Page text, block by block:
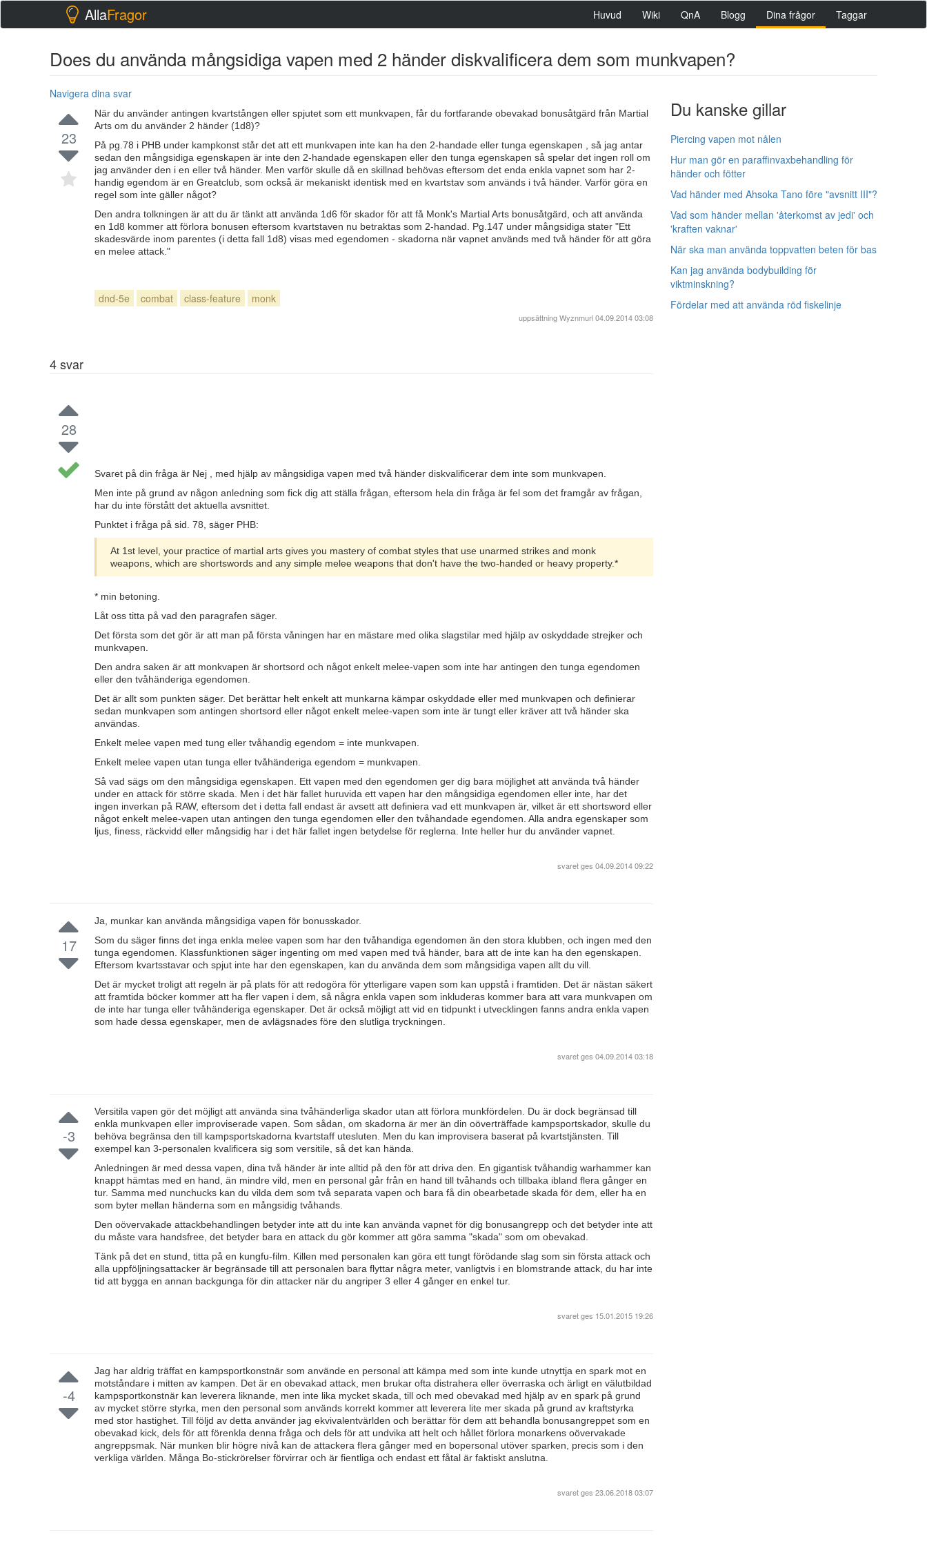
AllaFragor Huvud Wiki QnA Blogg Dina frågor Taggar
Does du använda mångsidiga vapen med 2 händer diskvalificera dem som munkvapen?
Navigera dina svar
Du kanske gillar
Piercing vapen mot nålen
Hur man gör en paraffinvaxbehandling för
händer och fötter
Vad händer med Ahsoka Tano före "avsnitt III"?
Vad som händer mellan 'återkomst av jedi' och
'kraften vaknar'
När ska man använda toppvatten beten för bas
Kan jag använda bodybuilding för
viktminskning?
Fördelar med att använda röd fiskelinje
23
När du använder antingen kvartstången eller spjutet som ett munkvapen, får du fortfarande obevakad bonusåtgärd från Martial
Arts om du använder 2 händer (1d8)?
På pg.78 i PHB under kampkonst står det att ett munkvapen inte kan ha den 2-handade eller tunga egenskapen , så jag antar
sedan den mångsidiga egenskapen är inte den 2-handade egenskapen eller den tunga egenskapen så spelar det ingen roll om
jag använder den i en eller två händer. Men varför skulle då en skillnad behövas eftersom det enda enkla vapnet som har 2-
handig egendom är en Greatclub, som också är mekaniskt identisk med en kvartstav som används i två händer. Varför göra en
regel som inte gäller något?
Den andra tolkningen är att du är tänkt att använda 1d6 för skador för att få Monk's Martial Arts bonusåtgärd, och att använda
en 1d8 kommer att förlora bonusen eftersom kvartstaven nu betraktas som 2-handad. Pg.147 under mångsidiga stater "Ett
skadesvärde inom parentes (i detta fall 1d8) visas med egendomen - skadorna när vapnet används med två händer för att göra
en melee attack."
dnd-5e combat class-feature monk
uppsättningWyznmurl04.09.2014 03:08
4svar
28
Svaret på din fråga är Nej , med hjälp av mångsidiga vapen med två händer diskvalificerar dem inte som munkvapen.
Men inte på grund av någon anledning som fick dig att ställa frågan, eftersom hela din fråga är fel som det framgår av frågan,
har du inte förstått det aktuella avsnittet.
Punktet i fråga på sid. 78, säger PHB:
At 1st level, your practice of martial arts gives you mastery of combat styles that use unarmed strikes and monk
weapons, which are shortswords and any simple melee weapons that don't have the two-handed or heavy property.*
* min betoning.
Låt oss titta på vad den paragrafen säger.
Det första som det gör är att man på första våningen har en mästare med olika slagstilar med hjälp av oskyddade strejker och
munkvapen.
Den andra saken är att monkvapen är shortsord och något enkelt melee-vapen som inte har antingen den tunga egendomen
eller den tvåhänderiga egendomen.
Det är allt som punkten säger. Det berättar helt enkelt att munkarna kämpar oskyddade eller med munkvapen och definierar
sedan munkvapen som antingen shortsord eller något enkelt melee-vapen som inte är tungt eller kräver att två händer ska
användas.
Enkelt melee vapen med tung eller tvåhandig egendom = inte munkvapen.
Enkelt melee vapen utan tunga eller tvåhänderiga egendom = munkvapen.
Så vad sägs om den mångsidiga egenskapen. Ett vapen med den egendomen ger dig bara möjlighet att använda två händer
under en attack för större skada. Men i det här fallet huruvida ett vapen har den mångsidiga egendomen eller inte, har det
ingen inverkan på RAW, eftersom det i detta fall endast är avsett att definiera vad ett munkvapen är, vilket är ett shortsword eller
något enkelt melee-vapen utan antingen den tunga egendomen eller den tvåhandade egendomen. Alla andra egenskaper som
ljus, finess, räckvidd eller mångsidig har i det här fallet ingen betydelse för reglerna. Inte heller hur du använder vapnet.
svaret ges 04.09.2014 09:22
17
Ja, munkar kan använda mångsidiga vapen för bonusskador.
Som du säger finns det inga enkla melee vapen som har den tvåhandiga egendomen än den stora klubben, och ingen med den
tunga egendomen. Klassfunktionen säger ingenting om med vapen med två händer, bara att de inte kan ha den egenskapen.
Eftersom kvartsstavar och spjut inte har den egenskapen, kan du använda dem som mångsidiga vapen allt du vill.
Det är mycket troligt att regeln är på plats för att redogöra för ytterligare vapen som kan uppstå i framtiden. Det är nästan säkert
att framtida böcker kommer att ha fler vapen i dem, så några enkla vapen som inkluderas kommer bara att vara munkvapen om
de inte har tunga eller tvåhänderiga egenskaper. Det är också möjligt att vid en tidpunkt i utvecklingen fanns andra enkla vapen
som hade dessa egenskaper, men de avlägsnades före den slutliga tryckningen.
svaret ges 04.09.2014 03:18
-3
Versitila vapen gör det möjligt att använda sina tvåhänderliga skador utan att förlora munkfördelen. Du är dock begränsad till
enkla munkvapen eller improviserade vapen. Som sådan, om skadorna är mer än din oöverträffade kampsportskador, skulle du
behöva begränsa den till kampsportskadorna kvartstaff utesluten. Men du kan improvisera baserat på kvartstjänsten. Till
exempel kan 3-personalen kvalificera sig som versitile, så det kan hända.
Anledningen är med dessa vapen, dina två händer är inte alltid på den för att driva den. En gigantisk tvåhandig warhammer kan
knappt hämtas med en hand, än mindre vild, men en personal går från en hand till tvåhands och tillbaka ibland flera gånger en
tur. Samma med nunchucks kan du vilda dem som två separata vapen och bara få din obearbetade skada för dem, eller ha en
som byter mellan händerna som en mångsidig tvåhands.
Den oövervakade attackbehandlingen betyder inte att du inte kan använda vapnet för dig bonusangrepp och det betyder inte att
du måste vara handsfree, det betyder bara en attack du gör kommer att göra samma "skada" som om obevakad.
Tänk på det en stund, titta på en kungfu-film. Killen med personalen kan göra ett tungt förödande slag som sin första attack och
alla uppföljningsattacker är begränsade till att personalen bara flyttar några meter, vanligtvis i en blomstrande attack, du har inte
tid att bygga en annan backgunga för din attacker när du angriper 3 eller 4 gånger en enkel tur.
svaret ges 15.01.2015 19:26
-4
Jag har aldrig träffat en kampsportkonstnär som använde en personal att kämpa med som inte kunde utnyttja en spark mot en
motståndare i mitten av kampen. Det är en obevakad attack, men brukar ofta distrahera eller överraska och ärligt en välutbildad
kampsportkonstnär kan leverera liknande, men inte lika mycket skada, till och med obevakad med hjälp av en spark på grund
av mycket större styrka, men den personal som används korrekt kommer att leverera lite mer skada på grund av kraftstyrka
med stor hastighet. Till följd av detta använder jag ekvivalentvärlden och berättar för dem att behandla bonusangreppet som en
obevakad kick, dels för att förenkla denna fråga och dels för att undvika att helt och hållet förlora monarkens oövervakade
angreppsmak. När munken blir högre nivå kan de attackera flera gånger med en bopersonal utöver sparken, precis som i den
verkliga världen. Många Bo-stickrörelser förvirrar och är fientliga och endast ett fåtal är faktiskt anslutna.
svaret ges 23.06.2018 03:07